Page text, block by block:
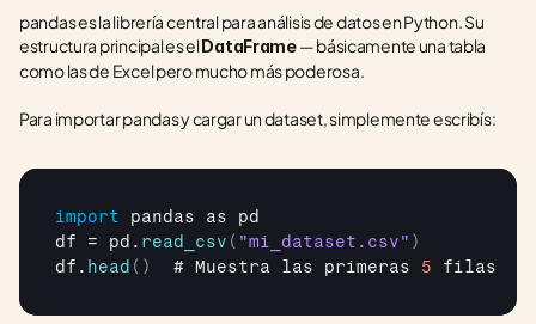
pandas es la librería central para análisis de datos en Python. Su
estructura principal es el DataFrame — básicamente una tabla
como las de Excel pero mucho más poderosa.
Para importar pandas y cargar un dataset, simplemente escribís:
import pandas as pd
df = pd . read_csv ( "mi_dataset.csv" )
df . head ( )
  #
Muestra las primeras 5 filas